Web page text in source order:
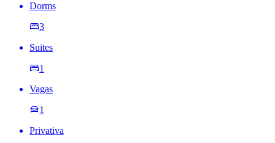
Dorms
3
Suites
1
Vagas
1
Privativa